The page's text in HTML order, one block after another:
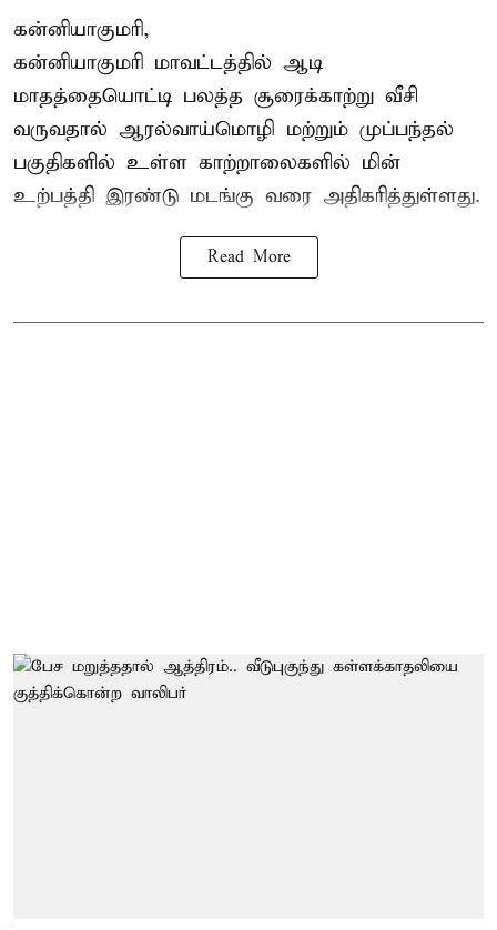
கன்னியாகுமரி,
கன்னியாகுமரி மாவட்டத்தில் ஆடி
மாதத்தையொட்டி பலத்த சூரைக்காற்று வீசி
வருவதால் ஆரல்வாய்மொழி மற்றும் முப்பந்தல்
பகுதிகளில் உள்ள காற்றாலைகளில் மின்
உற்பத்தி இரண்டு மடங்கு வரை அதிகரித்துள்ளது.
Read More